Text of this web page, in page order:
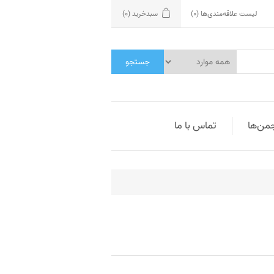
لیست علاقه‌مندی‌ها (0) سبدخرید(0)
جستجو
تماس با ما